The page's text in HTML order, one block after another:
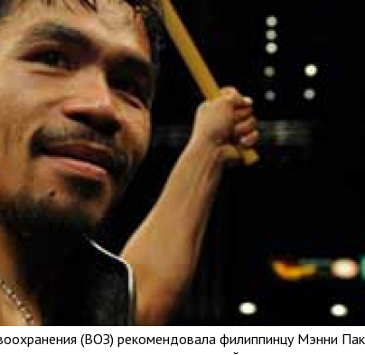
(ВОЗ) рекомендовала филиппинцу Мэнни